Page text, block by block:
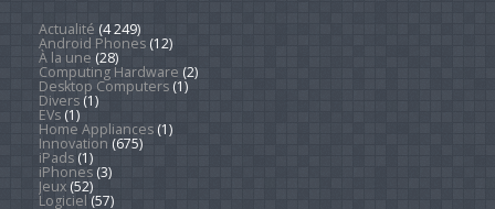
Actualité (4 249)
Android Phones(12)
À la une (28)
Computing Hardware (2)
Desktop Computers(1)
Divers(1)
EVs(1)
Home Appliances(1)
Innovation (675)
iPads(1)
iPhones(3)
Jeux(52)
Logiciel (57)